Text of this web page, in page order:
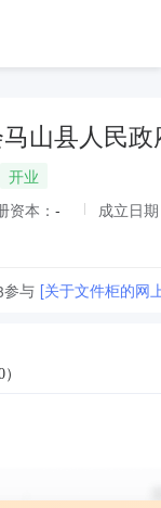
山县人民
开业
资本： -
成立日
参与 [关于文件柜的网
）